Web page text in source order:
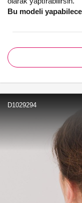
Bu modeli
D1029294